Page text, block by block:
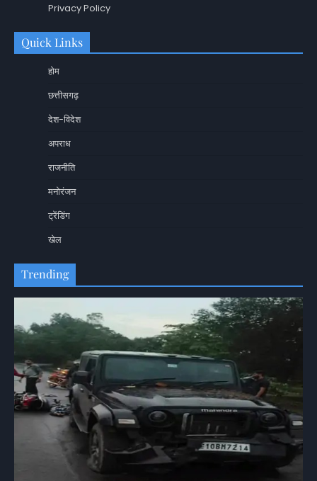
Privacy Policy
Quick Links
होम
छत्तीसगढ़
देश-विदेश
अपराध
राजनीति
मनोरंजन
ट्रेंडिंग
खेल
Trending